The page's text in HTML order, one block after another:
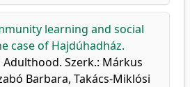
learning and social
case of Hajdúhadház.
Szerk.: Márkus
Barbara, Takács-Miklósi